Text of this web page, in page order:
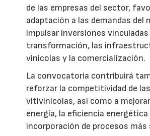
de las empresas del sector,
adaptación a las demandas del
impulsar inversiones vinculadas
transformación, las
vinícolas y la comercialización.
La convocatoria contribuirá
reforzar la competitividad de
vitivinícolas, así como a
energía, la eficiencia energética
incorporación de procesos